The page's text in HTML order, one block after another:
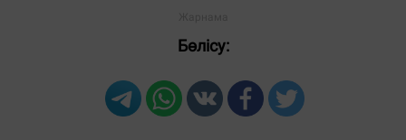
Бөлісу: